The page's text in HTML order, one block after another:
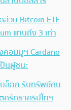
วน Bitcoin ETF
แทนถึง 3 เท่า
คอมมูฯ Cardano
นผู้ชนะ
ล็อก รับทรัพย์คน
ศรัทธาคริปโทฯ